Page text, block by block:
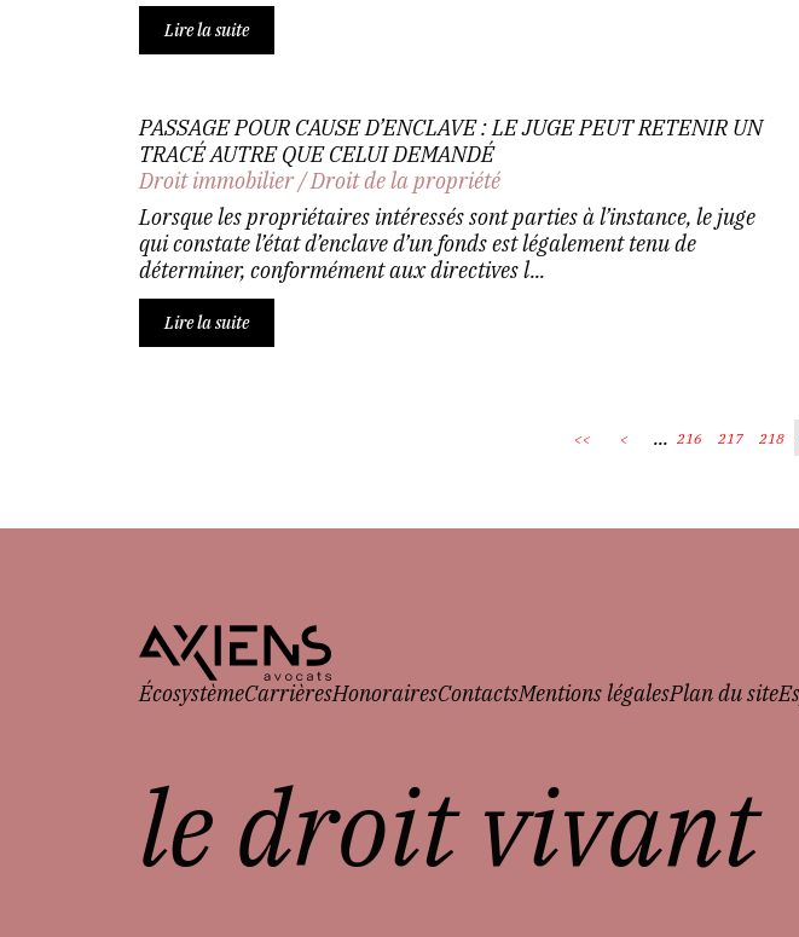
Lire la suite
PASSAGE POUR CAUSE D’ENCLAVE : LE JUGE PEUT RETENIR UN
TRACÉ AUTRE QUE CELUI DEMANDÉ
Droit immobilier/Droit de la propriété
Lorsque les propriétaires intéressés sont parties à l’instance, le juge
qui constate l’état d’enclave d’un fonds est légalement tenu de
déterminer, conformément aux directives l...
Lire la suite
<< < ... 216 217 218
ÉcosystèmeCarrièresHonorairesContactsMentions légalesPlan du site
le droit vivant